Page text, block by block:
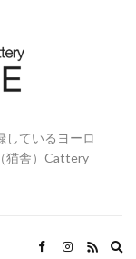
しているヨーロ
猫舎）Cattery